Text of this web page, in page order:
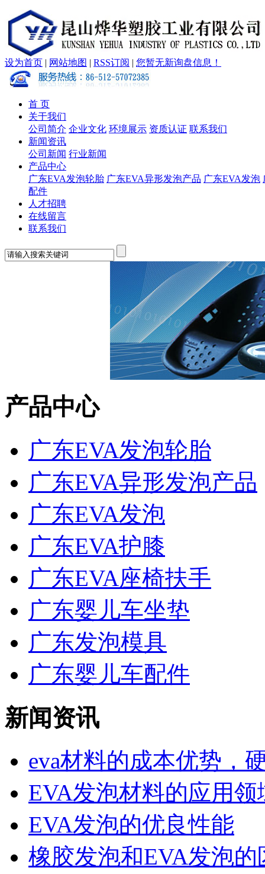
设为首页 | 网站地图 | RSS订阅 | 您暂无新询盘信息！
首 页
关于我们
公司简介 企业文化 环境展示 资质认证 联系我们
新闻资讯
公司新闻 行业新闻
产品中心
广东EVA发泡轮胎 广东EVA异形发泡产品 广东EVA发泡
配件
人才招聘
在线留言
联系我们
产品中心
广东EVA发泡轮胎
广东EVA异形发泡产品
广东EVA发泡
广东EVA护膝
广东EVA座椅扶手
广东婴儿车坐垫
广东发泡模具
广东婴儿车配件
新闻资讯
eva材料的成本优势，
EVA发泡材料的应用领
EVA发泡的优良性能
橡胶发泡和EVA发泡的